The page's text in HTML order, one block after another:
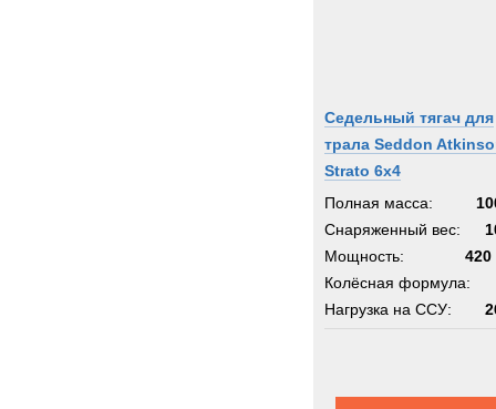
Седельный тягач для
трала Seddon
Strato 6x4
Полная масса:
Снаряженный вес:
Мощность:
420
Колёсная формула:
Нагрузка на ССУ: